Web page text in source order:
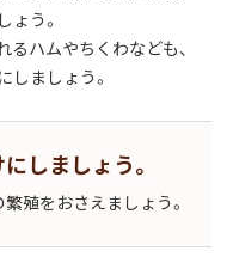
う。
ハムやちくわなども、
しましょう。
しましょう。
殖をおさえましょう。